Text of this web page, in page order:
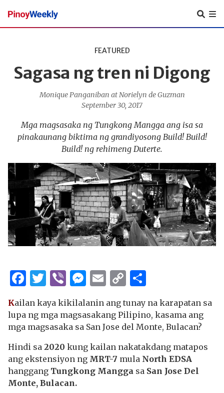
Pinoy
Weekly
FEATURED
Sagasa ng tren ni Digong
Monique Panganiban at Norielyn de Guzman
September 30, 2017
Mga magsasaka ng Tungkong Mangga ang isa sa
pinakaunang biktima ng grandiyosong Build! Build!
Build! ng rehimeng Duterte.
Facebook
Twitter
ViberMessenger
Email
Copy
Link
Kailan kaya kikilalanin ang tunay na karapatan sa
lupa ng mga magsasakang Pilipino, kasama ang
mga magsasaka sa San Jose del Monte, Bulacan?
Hindi sa 2020 kung kailan nakatakdang matapos
ang ekstensiyon ng MRT-7 mula North EDSA
hanggang Tungkong Mangga sa San Jose Del
Monte, Bulacan.